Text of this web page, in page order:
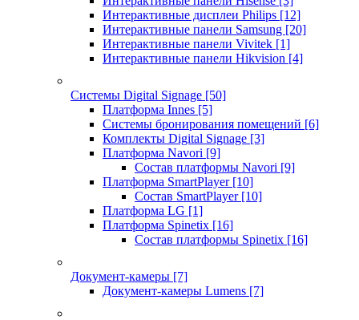
Интерактивные дисплеи Philips [12]
Интерактивные панели Samsung [20]
Интерактивные панели Vivitek [1]
Интерактивные панели Hikvision [4]
Системы Digital Signage [50]
Платформа Innes [5]
Системы бронирования помещений [6]
Комплекты Digital Signage [3]
Платформа Navori [9]
Состав платформы Navori [9]
Платформа SmartPlayer [10]
Состав SmartPlayer [10]
Платформа LG [1]
Платформа Spinetix [16]
Состав платформы Spinetix [16]
Документ-камеры [7]
Документ-камеры Lumens [7]